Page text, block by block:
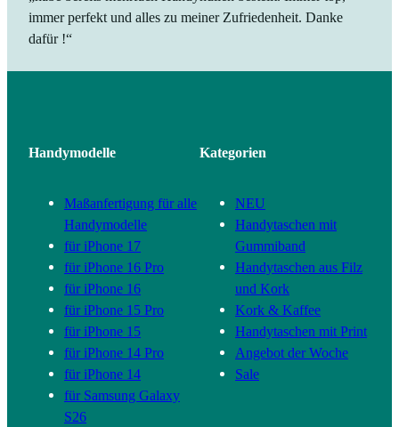
immer perfekt und alles zu meiner Zufriedenheit. Danke
dafür !“
Handymodelle
Maßanfertigung für alle
Handymodelle
für iPhone 17
für iPhone 16 Pro
für iPhone 16
für iPhone 15 Pro
für iPhone 15
für iPhone 14 Pro
für iPhone 14
für Samsung Galaxy
S26
Kategorien
NEU
Handytaschen mit
Gummiband
Handytaschen aus Filz
und Kork
Kork & Kaffee
Handytaschen mit Print
Angebot der Woche
Sale